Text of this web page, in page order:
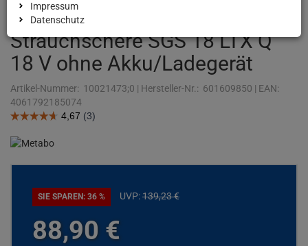
Metabo Akku Grasschere
Strauchschere SGS 18 LTX Q
18 V ohne Akku/Ladegerät
Artikel-Nummer: 10021473;0 | Hersteller-Nr.: 601609850 | EAN:
4061792185074
SIE SPAREN: 36 % UVP:139,23€
88,90 €
Impressum
Datenschutz